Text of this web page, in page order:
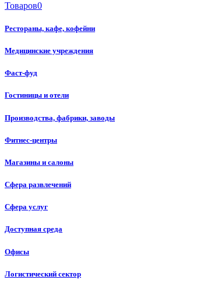
Товаров0
Рестораны, кафе, кофейни
Медицинские учреждения
Фаст-фуд
Гостиницы и отели
Производства, фабрики, заводы
Фитнес-центры
Магазины и салоны
Сфера развлечений
Сфера услуг
Доступная среда
Офисы
Логистический сектор